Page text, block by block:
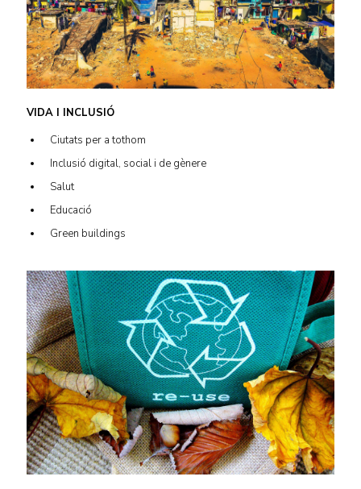
VIDA I INCLUSIÓ
Ciutats per a tothom
Inclusió digital, social i de gènere
Salut
Educació
Green buildings